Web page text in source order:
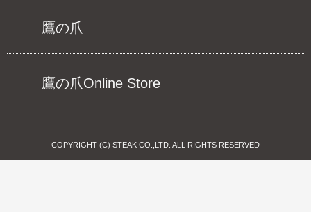
鷹の爪
鷹の爪Online Store
COPYRIGHT (C) STEAK CO.,LTD. ALL RIGHTS RESERVED